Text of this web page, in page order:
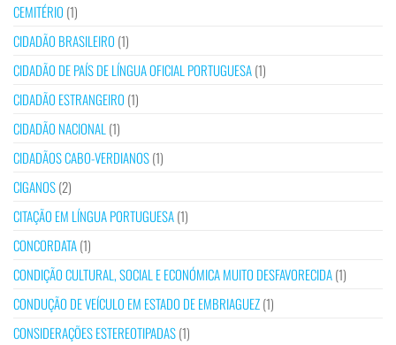
CEMITÉRIO (1)
CIDADÃO BRASILEIRO (1)
CIDADÃO DE PAÍS DE LÍNGUA OFICIAL PORTUGUESA(1)
CIDADÃO ESTRANGEIRO (1)
CIDADÃO NACIONAL (1)
CIDADÃOS CABO-VERDIANOS(1)
CIGANOS(2)
CITAÇÃO EM LÍNGUA PORTUGUESA(1)
CONCORDATA(1)
CONDIÇÃO CULTURAL, SOCIAL E ECONÓMICA MUITO DESFAVORECIDA(1)
CONDUÇÃO DE VEÍCULO EM ESTADO DE EMBRIAGUEZ(1)
CONSIDERAÇÕES ESTEREOTIPADAS(1)